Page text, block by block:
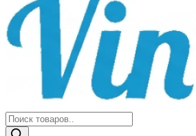
Поиск
товаров